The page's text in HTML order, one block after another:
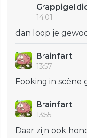
14:01
dan loop je
Brainfart
13:57
Fooking in scène
Brainfart
13:55
Daar zijn ook